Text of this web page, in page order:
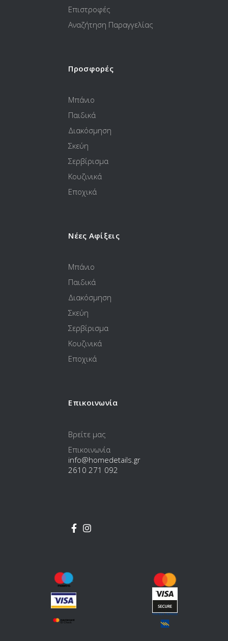
Επιστροφές
Αναζήτηση Παραγγελίας
Προσφορές
Μπάνιο
Παιδικά
Διακόσμηση
Σκεύη
Σερβίρισμα
Κουζινικά
Εποχικά
Νέες Αφίξεις
Μπάνιο
Παιδικά
Διακόσμηση
Σκεύη
Σερβίρισμα
Κουζινικά
Εποχικά
Επικοινωνία
Βρείτε μας
Επικοινωνία
info@homedetails.gr
2610 271 092